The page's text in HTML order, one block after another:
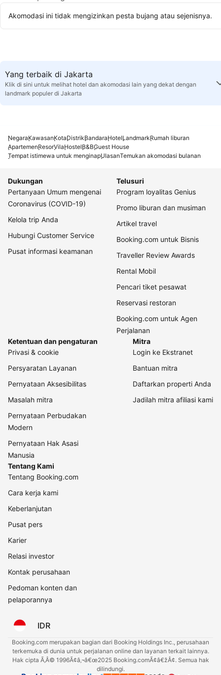
Akomodasi ini tidak mengizinkan pesta bujang atau sejenisnya.
Yang terbaik di Jakarta
Klik di sini untuk melihat hotel dan akomodasi lain yang dekat dengan
landmark populer di Jakarta
NegaraKawasanKotaDistrikBandaraHotelLandmarkRumah liburan
ApartemenResorVilaHostelB&BGuest House
Tempat istimewa untuk menginapUlasanTemukan akomodasi bulanan
Dukungan
Pertanyaan Umum mengenai
Coronavirus (COVID-19)
Kelola trip Anda
Hubungi Customer Service
Pusat informasi keamanan
Telusuri
Program loyalitas Genius
Promo liburan dan musiman
Artikel travel
Booking.com untuk Bisnis
Traveller Review Awards
Rental Mobil
Pencari tiket pesawat
Reservasi restoran
Booking.com untuk Agen
Perjalanan
Ketentuan dan pengaturan
Privasi & cookie
Persyaratan Layanan
Pernyataan Aksesibilitas
Masalah mitra
Pernyataan Perbudakan
Modern
Pernyataan Hak Asasi
Manusia
Mitra
Login ke Ekstranet
Bantuan mitra
Daftarkan properti Anda
Jadilah mitra afiliasi kami
Tentang Kami
Tentang Booking.com
Cara kerja kami
Keberlanjutan
Pusat pers
Karier
Relasi investor
Kontak perusahaan
Pedoman konten dan
pelaporannya
IDR
Booking.com merupakan bagian dari Booking Holdings Inc., perusahaan
terkemuka di dunia untuk perjalanan online dan layanan terkait lainnya.
Hak cipta Ã‚Â© 1996Ã¢â‚¬â€œ2025 Booking.comÃ¢â€žÂ¢. Semua hak
dilindungi.